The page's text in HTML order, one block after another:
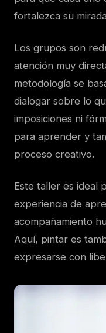
fortalezca su
Los grupos son
atención muy
metodología se
dialogar sobre lo
imposiciones ni
para aprender y
proceso creativo.
Este taller es ideal
experiencia de
acompañamiento
Aquí, pintar es
expresarse con